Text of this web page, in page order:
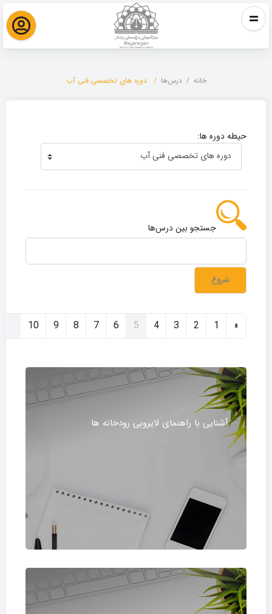
خانه درس‌ها دوره های تخصصی فنی آب
حیطه دوره ها:
جستجو بین درس‌ها
شروع
« قبلی1
2
3
4
5
6
7
8
9
10
آشنایی با راهنمای لایروبی رودخانه ها